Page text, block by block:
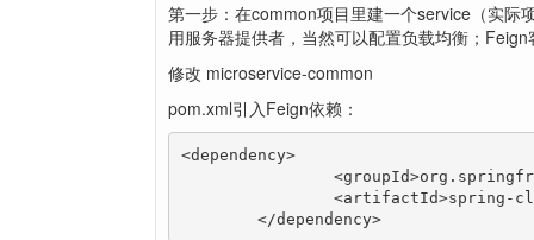
第一步：在common项目里建一个service（实际
用服务器提供者，当然可以配置负载均衡；
修改 microservice-common
pom.xml引入Feign依赖：
<dependency>
	</dependency>